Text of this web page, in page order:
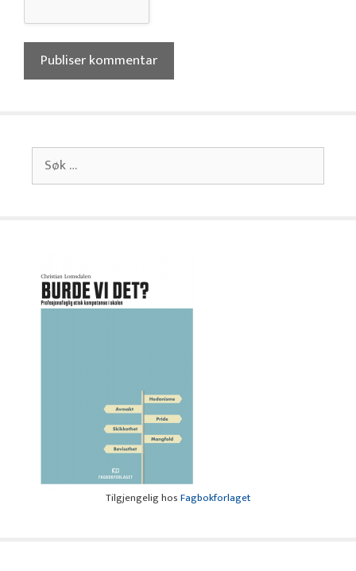
Søk
etter:
Tilgjengelig hosFagbokforlaget